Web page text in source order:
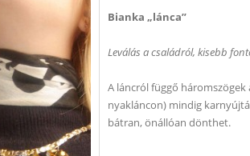
Bianka „lánca”
Leválás a családról, kisebb
A láncról függő háromszögek
nyakláncon) mindig
bátran, önállóan dönthet.